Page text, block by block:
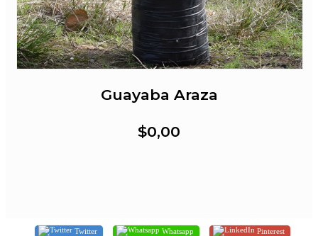
Guayaba Araza
$0,00
Twitter Whatsapp Pinterest